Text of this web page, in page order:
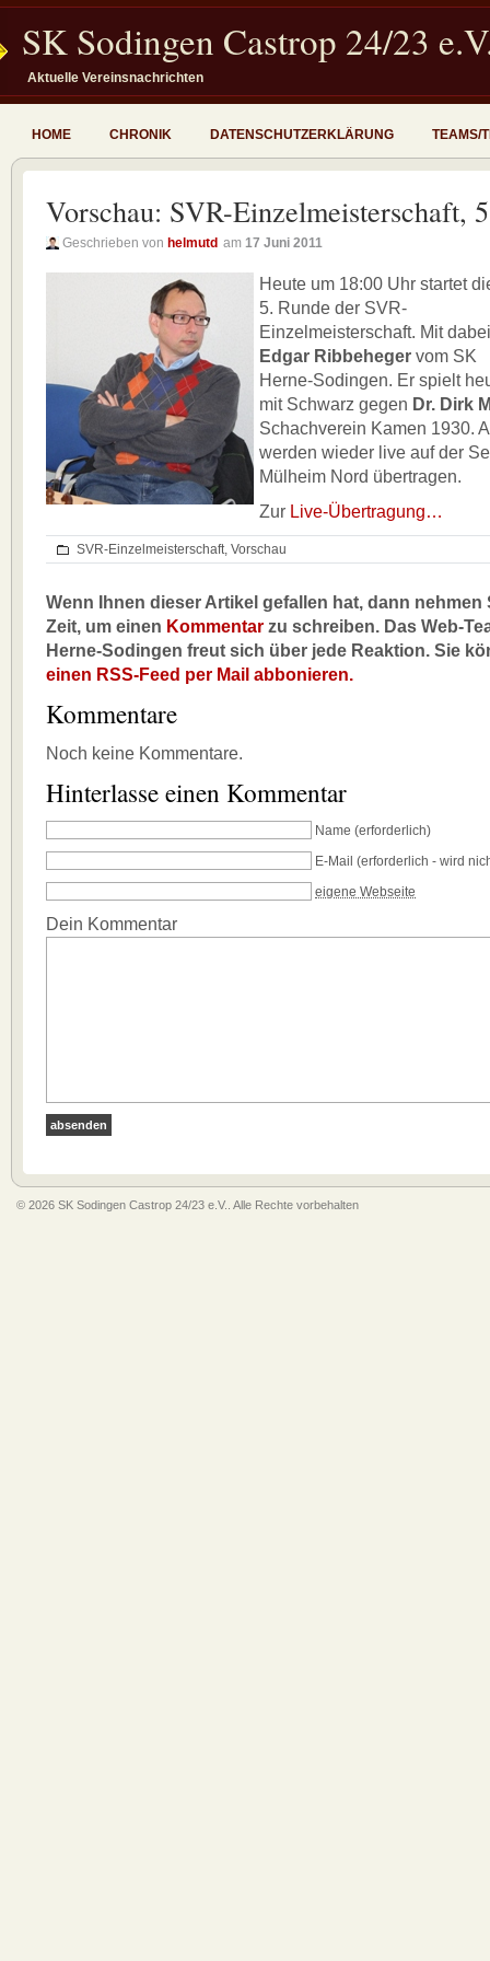
SK Sodingen Castrop 24/23
Aktuelle Vereinsnachrichten
HOME CHRONIK DATENSCHUTZERKLÄRUNG TEAMS/
Vorschau: SVR-Einzelmeisterschaft,
Geschrieben von helmutd am 17 Juni 2011
Heute um 18:00 Uhr startet
5. Runde der SVR-
Einzelmeisterschaft. Mit dabei
Edgar Ribbeheger vom SK
Herne-Sodingen. Er spielt
mit Schwarz gegen Dr. Dirk
Schachverein Kamen 1930.
werden wieder live auf der
Mülheim Nord übertragen.
Zur Live-Übertragung…
SVR-Einzelmeisterschaft, Vorschau
Wenn Ihnen dieser Artikel gefallen hat, dann nehmen
Zeit, um einen Kommentar zu schreiben. Das Web-
Herne-Sodingen freut sich über jede Reaktion. Sie
einen RSS-Feed per Mail abbonieren.
Kommentare
Noch keine Kommentare.
Hinterlasse einen Kommentar
Name (erforderlich)
E-Mail (erforderlich - wird
eigene Webseite
Dein Kommentar
© 2026 SK Sodingen Castrop 24/23 e.V.. Alle Rechte vorbehalten